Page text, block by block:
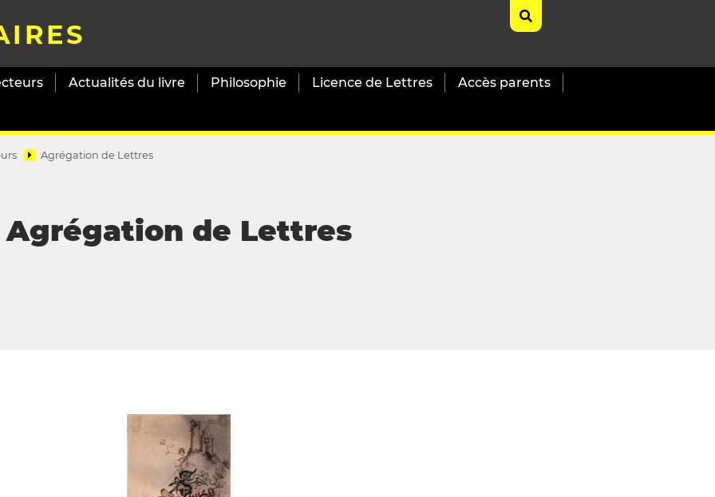
Actualités du livre Philosophie Licence de Lettres Accès parents
Agrégation de Lettres
Agrégation de Lettres